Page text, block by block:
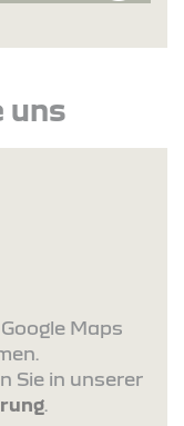
uns
Maps
Sie in unserer
.